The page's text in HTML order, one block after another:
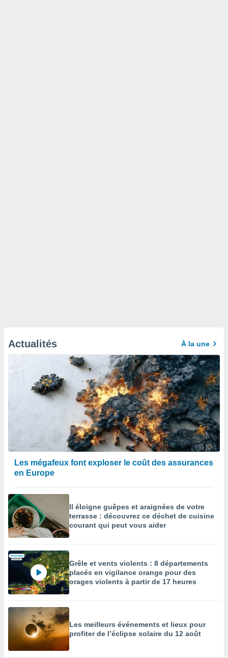
Actualités À la une
Les mégafeux font exploser le coût des assurances
en Europe
Il éloigne guêpes et araignées de votre
terrasse : découvrez ce déchet de cuisine
courant qui peut vous aider
Grêle et vents violents : 8 départements
placés en vigilance orange pour des
orages violents à partir de 17 heures
Les meilleurs événements et lieux pour
profiter de l’éclipse solaire du 12 août